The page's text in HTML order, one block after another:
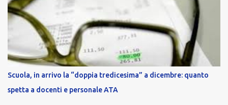
retribuzione di risultato rappresenta la parte variabile dello
stipendio dei dirigenti scolastici. Viene corrisposta per valorizzare
la qualità dell’attività svolta, la gestione delle risorse e il
raggiungimento degli obiettivi fissati dal Ministero dell’Istruzione
e del Merito (MIM) . Per l’anno scolastico 2023/2024, il MIM ha
completato la procedura di valutazione e trasmesso i dati a NoiPA,
che ha poi disposto la liquidazione automatica in busta paga . Gli
importi e le trattenute L’importo medio lordo riconosciuto è di 6....
Scuola, in arrivo la “doppia tredicesima” a dicembre: quanto
spetta a docenti e personale ATA